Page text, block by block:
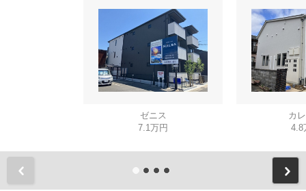
ゼニス
7.1万円
カ
4.8